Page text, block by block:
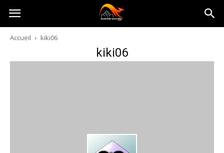
Australia-
australie.com
Accueil kiki06
kiki06